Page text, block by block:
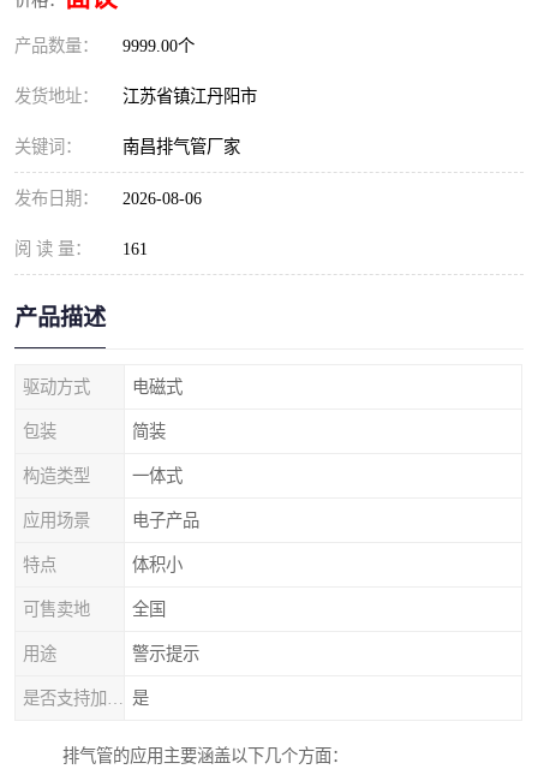
产品数量： 9999.00个
发货地址： 江苏省镇江丹阳市
关键词： 南昌排气管厂家
发布日期： 2026-08-06
阅 读 量： 161
产品描述
驱动方式 电磁式
包装 简装
构造类型 一体式
应用场景 电子产品
特点 体积小
可售卖地 全国
用途 警示提示
是
排气管的应用主要涵盖以下几个方面：